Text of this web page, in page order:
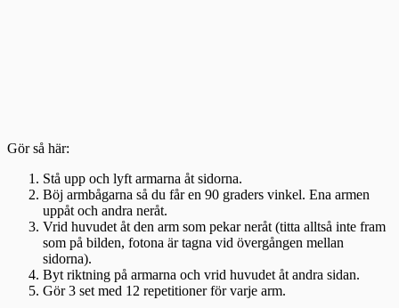
Gör så här:
Stå upp och lyft armarna åt sidorna.
Böj armbågarna så du får en 90 graders vinkel. Ena armen
uppåt och andra neråt.
Vrid huvudet åt den arm som pekar neråt (titta alltså inte fram
som på bilden, fotona är tagna vid övergången mellan
sidorna).
Byt riktning på armarna och vrid huvudet åt andra sidan.
Gör 3 set med 12 repetitioner för varje arm.